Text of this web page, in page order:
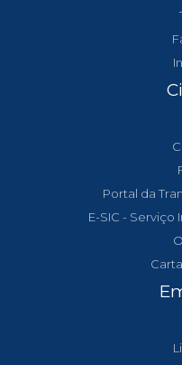
Portal da
E-SIC -